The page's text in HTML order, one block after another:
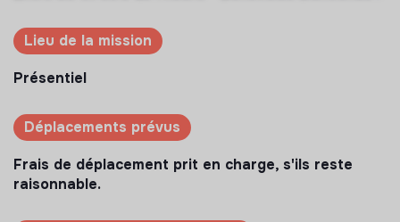
Lieu de la mission
Présentiel
Déplacements prévus
Frais de déplacement prit en charge, s'ils reste
raisonnable.